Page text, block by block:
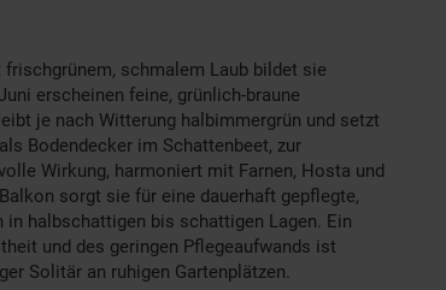
schmalem Laub bildet sie
erscheinen feine, grünlich-braune
je nach Witterung halbimmergrün und setzt
Bodendecker im Schattenbeet, zur
Wirkung, harmoniert mit Farnen, Hosta und
sorgt sie für eine dauerhaft gepflegte,
halbschattigen bis schattigen Lagen. Ein
und des geringen Pflegeaufwands ist
Solitär an ruhigen Gartenplätzen.